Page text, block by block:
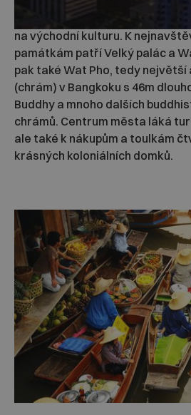
Více než 8milionové hlavní
na východní kulturu. K
památkám patří Velký palác a
pak také Wat Pho, tedy
(chrám) v Bangkoku s 46m
Buddhy a mnoho dalších
chrámů. Centrum města láká
ale také k nákupům a toulkám
krásných koloniálních domků.